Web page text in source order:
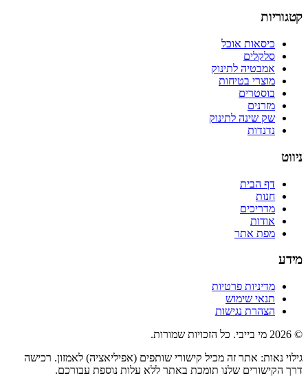
קטגוריות
כיסאות אוכל
סלקלים
אמבטיה לתינוק
מוצרי בטיחות
בוסטרים
מזרנים
שק שינה לתינוק
נדנדות
ניווט
דף הבית
חנות
מדריכים
אודות
מפת אתר
מידע
מדיניות פרטיות
תנאי שימוש
הצהרת נגישות
©
2026 מי בייבי. כל הזכויות שמורות.
גילוי נאות: אתר זה מכיל קישורי שותפים (אפיליאציה) לאמזון. רכישה
דרך הקישורים שלנו תומכת באתר ללא עלות נוספת עבורכם.